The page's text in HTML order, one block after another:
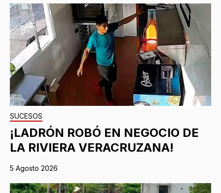
SUCESOS
¡LADRÓN ROBÓ EN NEGOCIO DE
LA RIVIERA VERACRUZANA!
5 Agosto 2026